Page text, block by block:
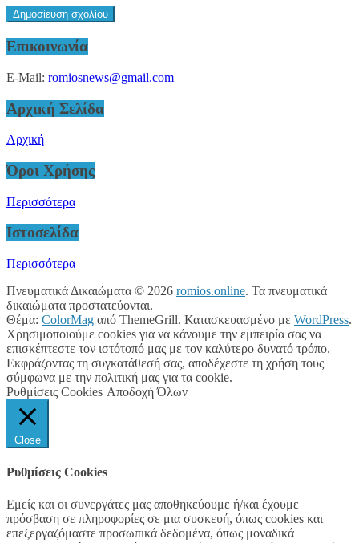
Επικοινωνία
E-Mail: romiosnews@gmail.com
Αρχική Σελίδα
Αρχική
Όροι Χρήσης
Περισσότερα
Ιστοσελίδα
Περισσότερα
Πνευματικά Δικαιώματα © 2026 romios.online. Τα πνευματικά
δικαιώματα προστατεύονται.
Θέμα: ColorMag από ThemeGrill. Κατασκευασμένο με WordPress.
Χρησιμοποιούμε cookies για να κάνουμε την εμπειρία σας να
επισκέπτεστε τον ιστότοπό μας με τον καλύτερο δυνατό τρόπο.
Εκφράζοντας τη συγκατάθεσή σας, αποδέχεστε τη χρήση τους
σύμφωνα με την πολιτική μας για τα cookie.
Ρυθμίσεις Cookies Αποδοχή Όλων
Close
Ρυθμίσεις Cookies
Εμείς και οι συνεργάτες μας αποθηκεύουμε ή/και έχουμε
πρόσβαση σε πληροφορίες σε μια συσκευή, όπως cookies και
επεξεργαζόμαστε προσωπικά δεδομένα, όπως μοναδικά